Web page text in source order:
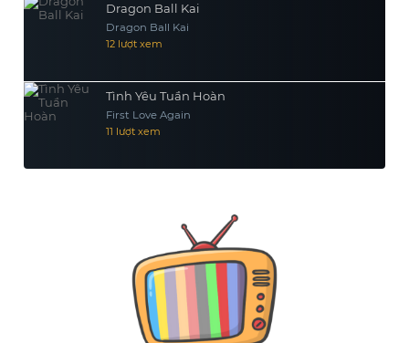
Dragon Ball Kai
Dragon Ball Kai
12 lượt xem
Tình Yêu Tuần Hoàn
First Love Again
11 lượt xem